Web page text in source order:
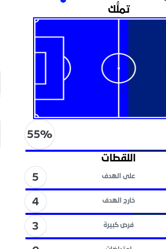
تملُّك
55%
اللقطات
على الهدف
5
خارج الهدف
4
فرص كبيرة
3